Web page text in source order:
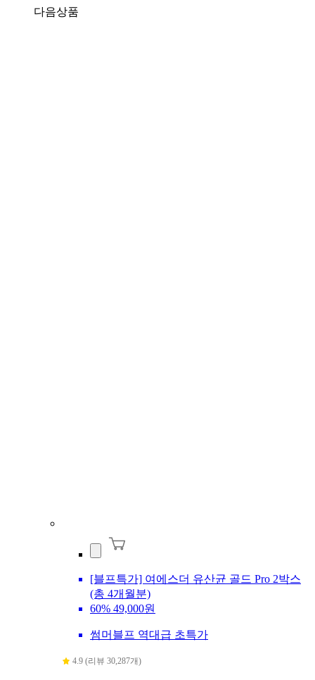
다음상품
[블프특가] 여에스더 유산균 골드 Pro 2박스
(총 4개월분)
60% 49,000원
썸머블프 역대급 초특가
4.9 (리뷰 30,287개)